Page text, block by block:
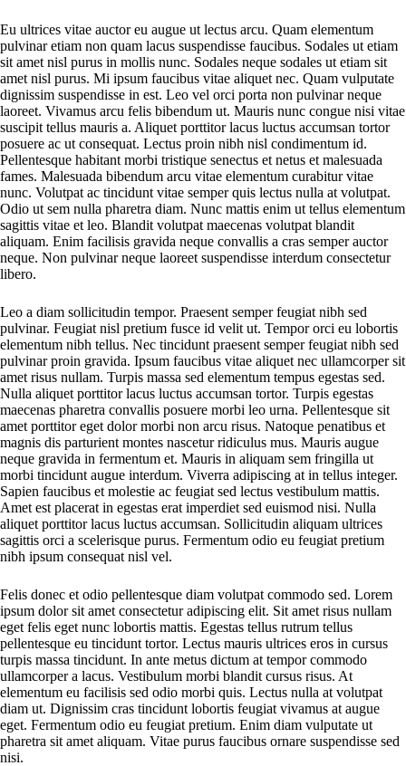
Eu ultrices vitae auctor eu augue ut lectus arcu. Quam elementum
pulvinar etiam non quam lacus suspendisse faucibus. Sodales ut etiam
sit amet nisl purus in mollis nunc. Sodales neque sodales ut etiam sit
amet nisl purus. Mi ipsum faucibus vitae aliquet nec. Quam vulputate
dignissim suspendisse in est. Leo vel orci porta non pulvinar neque
laoreet. Vivamus arcu felis bibendum ut. Mauris nunc congue nisi vitae
suscipit tellus mauris a. Aliquet porttitor lacus luctus accumsan tortor
posuere ac ut consequat. Lectus proin nibh nisl condimentum id.
Pellentesque habitant morbi tristique senectus et netus et malesuada
fames. Malesuada bibendum arcu vitae elementum curabitur vitae
nunc. Volutpat ac tincidunt vitae semper quis lectus nulla at volutpat.
Odio ut sem nulla pharetra diam. Nunc mattis enim ut tellus elementum
sagittis vitae et leo. Blandit volutpat maecenas volutpat blandit
aliquam. Enim facilisis gravida neque convallis a cras semper auctor
neque. Non pulvinar neque laoreet suspendisse interdum consectetur
libero.
Leo a diam sollicitudin tempor. Praesent semper feugiat nibh sed
pulvinar. Feugiat nisl pretium fusce id velit ut. Tempor orci eu lobortis
elementum nibh tellus. Nec tincidunt praesent semper feugiat nibh sed
pulvinar proin gravida. Ipsum faucibus vitae aliquet nec ullamcorper sit
amet risus nullam. Turpis massa sed elementum tempus egestas sed.
Nulla aliquet porttitor lacus luctus accumsan tortor. Turpis egestas
maecenas pharetra convallis posuere morbi leo urna. Pellentesque sit
amet porttitor eget dolor morbi non arcu risus. Natoque penatibus et
magnis dis parturient montes nascetur ridiculus mus. Mauris augue
neque gravida in fermentum et. Mauris in aliquam sem fringilla ut
morbi tincidunt augue interdum. Viverra adipiscing at in tellus integer.
Sapien faucibus et molestie ac feugiat sed lectus vestibulum mattis.
Amet est placerat in egestas erat imperdiet sed euismod nisi. Nulla
aliquet porttitor lacus luctus accumsan. Sollicitudin aliquam ultrices
sagittis orci a scelerisque purus. Fermentum odio eu feugiat pretium
nibh ipsum consequat nisl vel.
Felis donec et odio pellentesque diam volutpat commodo sed. Lorem
ipsum dolor sit amet consectetur adipiscing elit. Sit amet risus nullam
eget felis eget nunc lobortis mattis. Egestas tellus rutrum tellus
pellentesque eu tincidunt tortor. Lectus mauris ultrices eros in cursus
turpis massa tincidunt. In ante metus dictum at tempor commodo
ullamcorper a lacus. Vestibulum morbi blandit cursus risus. At
elementum eu facilisis sed odio morbi quis. Lectus nulla at volutpat
diam ut. Dignissim cras tincidunt lobortis feugiat vivamus at augue
eget. Fermentum odio eu feugiat pretium. Enim diam vulputate ut
pharetra sit amet aliquam. Vitae purus faucibus ornare suspendisse sed
nisi.